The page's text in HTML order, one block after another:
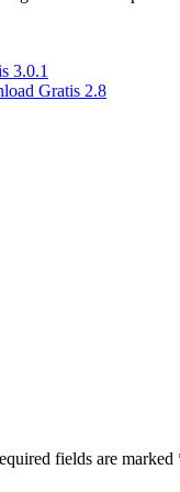
3.0.1
Gratis 2.8
fields are marked